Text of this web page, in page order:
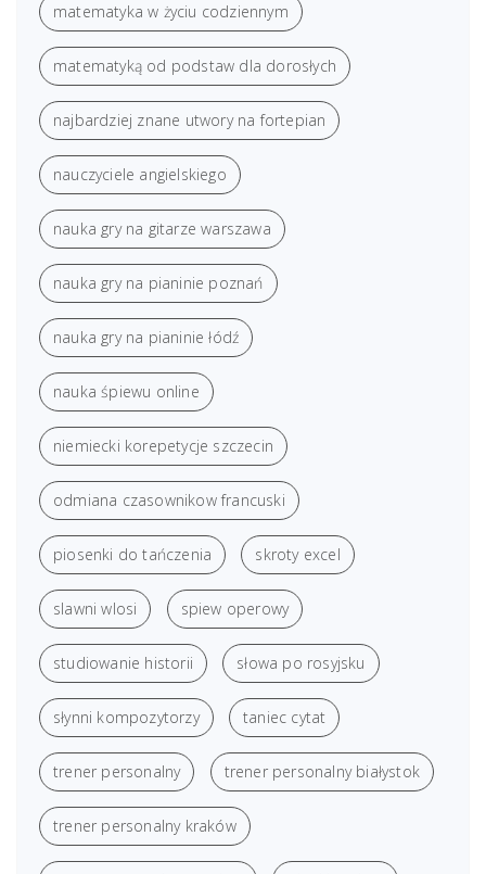
matematyka w życiu codziennym
matematyką od podstaw dla dorosłych
najbardziej znane utwory na fortepian
nauczyciele angielskiego
nauka gry na gitarze warszawa
nauka gry na pianinie poznań
nauka gry na pianinie łódź
nauka śpiewu online
niemiecki korepetycje szczecin
odmiana czasownikow francuski
piosenki do tańczenia skroty excel
slawni wlosi spiew operowy
studiowanie historii słowa po rosyjsku
słynni kompozytorzy taniec cytat
trener personalny trener personalny białystok
trener personalny kraków